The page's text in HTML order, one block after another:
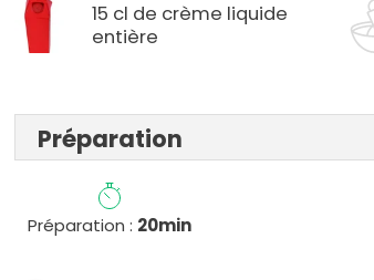
15 cl de crème liquide
entière
Préparation
Préparation : 20min